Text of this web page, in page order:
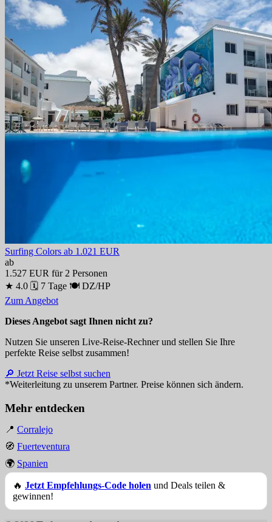
Surfing Colors ab 1.021 EUR
ab
1.527 EUR für 2 Personen
★ 4.0 🗓 7 Tage 🍽 DZ/HP
Zum Angebot
Dieses Angebot sagt Ihnen nicht zu?
Nutzen Sie unseren Live-Reise-Rechner und stellen Sie Ihre
perfekte Reise selbst zusammen!
🔎 Jetzt Reise selbst suchen
*Weiterleitung zu unserem Partner. Preise können sich ändern.
Mehr entdecken
📍 Corralejo
🧭 Fuerteventura
🌍 Spanien
🔥 Jetzt Empfehlungs-Code holen und Deals teilen &
gewinnen!